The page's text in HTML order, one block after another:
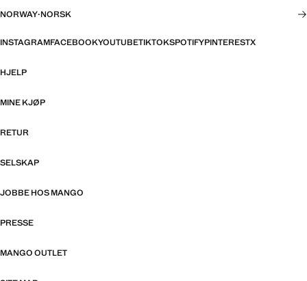
NORWAY·NORSK
INSTAGRAMFACEBOOKYOUTUBETIKTOKSPOTIFYPINTERESTX
HJELP
MINE KJØP
RETUR
SELSKAP
JOBBE HOS MANGO
PRESSE
MANGO OUTLET